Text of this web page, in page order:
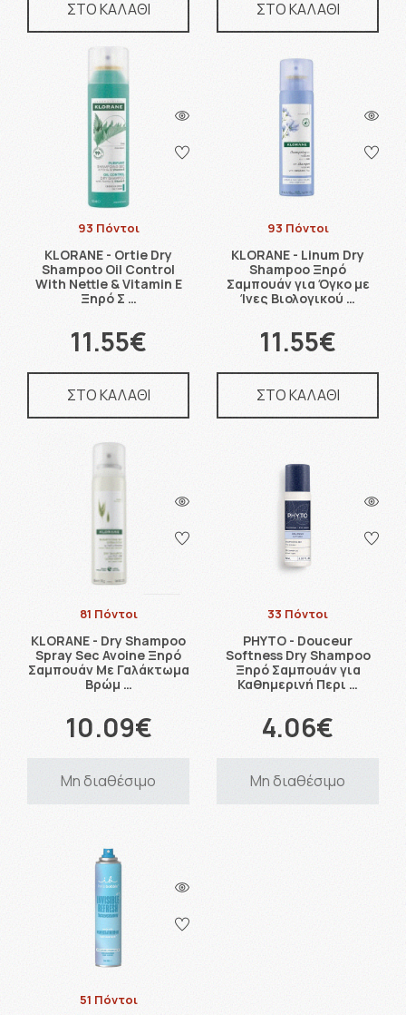
ΣΤΟ ΚΑΛΑΘΙ ΣΤΟ ΚΑΛΑΘΙ
93 Πόντοι
KLORANE - Ortie Dry
Shampoo Oil Control
With Nettle & Vitamin E
Ξηρό Σ …
11.55€
ΣΤΟ ΚΑΛΑΘΙ
93 Πόντοι
KLORANE - Linum Dry
Shampoo Ξηρό
Σαμπουάν για Όγκο με
Ίνες Βιολογικού …
11.55€
ΣΤΟ ΚΑΛΑΘΙ
81 Πόντοι
KLORANE - Dry Shampoo
Spray Sec Avoine Ξηρό
Σαμπουάν Με Γαλάκτωμα
Βρώμ …
10.09€
Μη διαθέσιμο
33 Πόντοι
PHYTO - Douceur
Softness Dry Shampoo
Ξηρό Σαμπουάν για
Καθημερινή Περι …
4.06€
Μη διαθέσιμο
51 Πόντοι